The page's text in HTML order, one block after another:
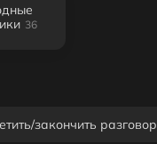
36
закончить разговор